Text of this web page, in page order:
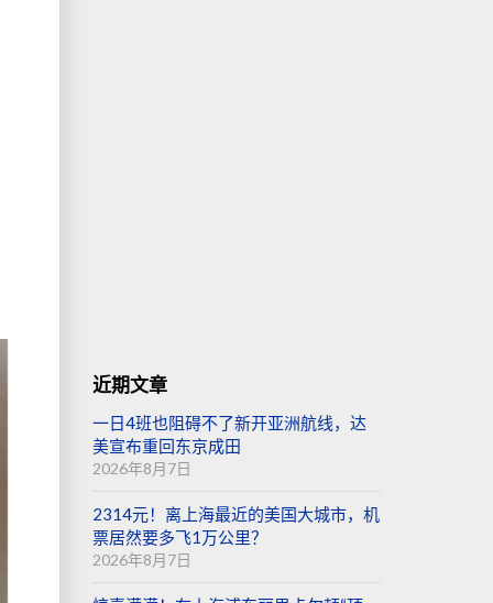
近期文章
一日4班也阻碍不了新开亚洲航线，达
美宣布重回东京成田
2026年8月7日
2314元！离上海最近的美国大城市，机
票居然要多飞1万公里？
2026年8月7日